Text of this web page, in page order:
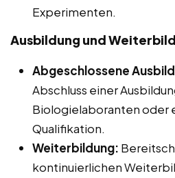
Experimenten.
Ausbildung und
Abgeschlossene
Abschluss einer
Biologielaboranten oder
Qualifikation.
Weiterbildung:
kontinuierlichen